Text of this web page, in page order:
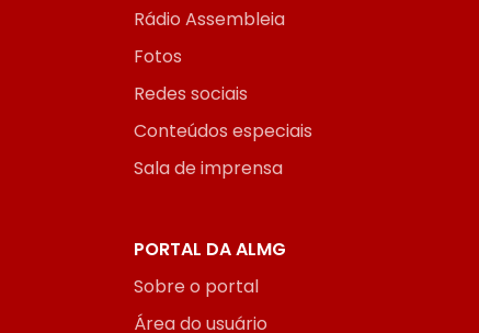
Rádio Assembleia
Fotos
Redes sociais
Conteúdos especiais
Sala de imprensa
PORTAL DA ALMG
Sobre o portal
Área do usuário